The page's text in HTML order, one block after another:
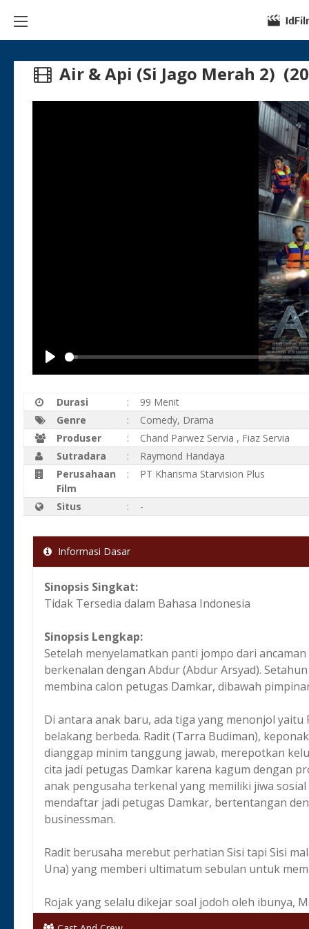
Air & Api (Si Jago Merah 2)
Play
Durasi :
99 Menit
Genre
:
Comedy, Drama
Produser
: Chand Parwez Servia , Fiaz Servia
Sutradara
:
Raymond Handaya
Perusahaan
Film
: PT Kharisma Starvision Plus
Situs : -
Informasi Dasar
Sinopsis Singkat:
Tidak Tersedia dalam Bahasa Indonesia
Sinopsis Lengkap:
Setelah menyelamatkan panti jompo dari
berkenalan dengan Abdur (Abdur Arsyad).
membina calon petugas Damkar, dibawah
Di antara anak baru, ada tiga yang menonjol yaitu
belakang berbeda. Radit (Tarra Budiman),
dianggap minim tanggung jawab, merepotkan
cita jadi petugas Damkar karena kagum dengan
anak pengusaha terkenal yang memiliki jiwa
mendaftar jadi petugas Damkar, bertentangan
businessman.
Radit berusaha merebut perhatian Sisi tapi Sisi
Una) yang memberi ultimatum sebulan untuk
Rojak yang selalu dikejar soal jodoh oleh ibunya,